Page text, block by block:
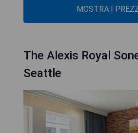
MOSTRA I
The Alexis Royal
Seattle